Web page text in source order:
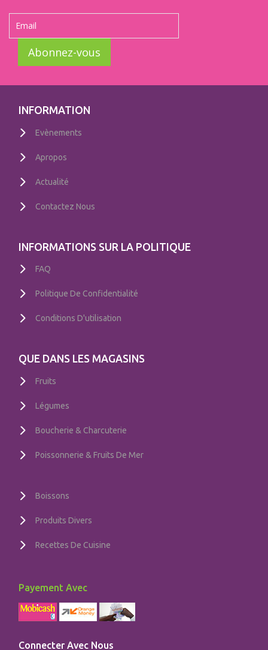
Abonnez-vous
INFORMATION
Evènements
Apropos
Actualité
Contactez Nous
INFORMATIONS SUR LA POLITIQUE
FAQ
Politique De Confidentialité
Conditions D'utilisation
QUE DANS LES MAGASINS
Fruits
Légumes
Boucherie & Charcuterie
Poissonnerie & Fruits De Mer
Boissons
Produits Divers
Recettes De Cuisine
Payement Avec
Connecter Avec Nous